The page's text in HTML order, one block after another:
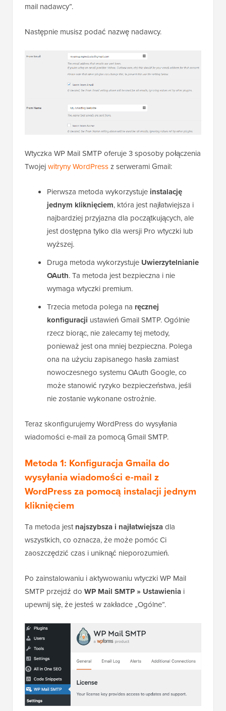
mail nadawcy”.
Następnie musisz podać nazwę nadawcy.
Wtyczka WP Mail SMTP oferuje 3 sposoby połączenia
Twojejwitryny WordPressz serwerami Gmail:
Pierwsza metoda wykorzystuje instalację
jednym kliknięciem, która jest najłatwiejsza i
najbardziej przyjazna dla początkujących, ale
jest dostępna tylko dla wersji Pro wtyczki lub
wyższej.
Druga metoda wykorzystuje Uwierzytelnianie
OAuth. Ta metoda jest bezpieczna i nie
wymaga wtyczki premium.
Trzecia metoda polega na ręcznej
konfiguracji ustawień Gmail SMTP. Ogólnie
rzecz biorąc, nie zalecamy tej metody,
ponieważ jest ona mniej bezpieczna. Polega
ona na użyciu zapisanego hasła zamiast
nowoczesnego systemu OAuth Google, co
może stanowić ryzyko bezpieczeństwa, jeśli
nie zostanie wykonane ostrożnie.
Teraz skonfigurujemy WordPress do wysyłania
wiadomości e-mail za pomocą Gmail SMTP.
Metoda 1: Konfiguracja Gmaila do
wysyłania wiadomości e-mail z
WordPress za pomocą instalacji jednym
kliknięciem
Ta metoda jestnajszybsza i najłatwiejszadla
wszystkich, co oznacza, że może pomóc Ci
zaoszczędzić czas i uniknąć nieporozumień.
Po zainstalowaniu i aktywowaniu wtyczki WP Mail
SMTP przejdź do WP Mail SMTP » Ustawienia i
upewnij się, że jesteś w zakładce „Ogólne”.